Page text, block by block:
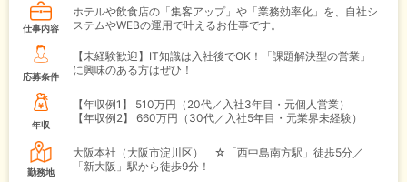
仕事内容
ホテルや飲食店の「集客アップ」や「業務効率化」を、自社シ
ステムやWEBの運用で叶えるお仕事です。
応募条件
【未経験歓迎】IT知識は入社後でOK！「課題解決型の営業」
に興味のある方はぜひ！
年収
【年収例1】
510万円（20代／入社3年目・元個人営業）
【年収例2】
660万円（30代／入社5年目・元業界未経験）
勤務地
大阪本社（大阪市淀川区） ☆「西中島南方駅」徒歩5分／
「新大阪」駅から徒歩9分！